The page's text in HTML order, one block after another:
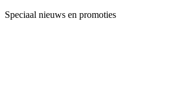
Speciaal nieuws en promoties